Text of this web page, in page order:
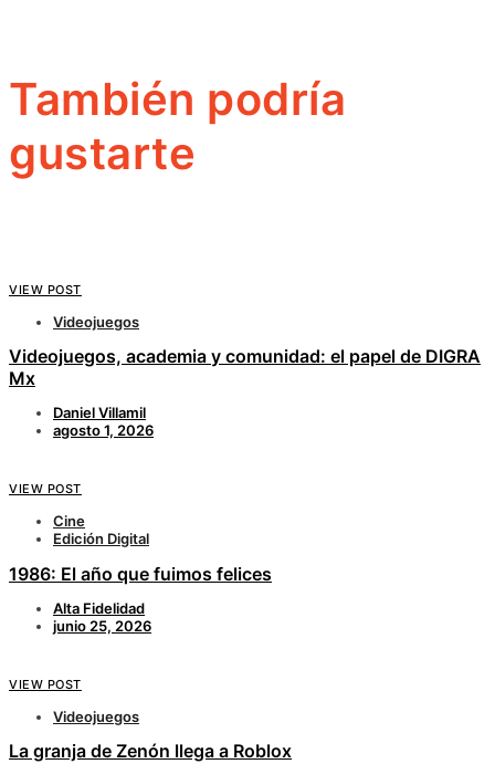
También podría
gustarte
VIEW POST
Videojuegos
Videojuegos, academia y comunidad: el papel de DIGRA
Mx
Daniel Villamil
agosto 1, 2026
VIEW POST
Cine
Edición Digital
1986: El año que fuimos felices
Alta Fidelidad
junio 25, 2026
VIEW POST
Videojuegos
La granja de Zenón llega a Roblox